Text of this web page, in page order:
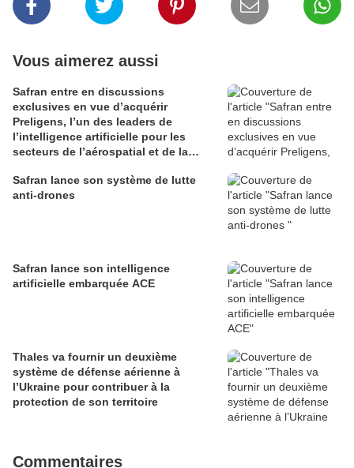
Vous aimerez aussi
Safran entre en discussions
exclusives en vue d’acquérir
Preligens, l’un des leaders de
l’intelligence artificielle pour les
secteurs de l’aérospatial et de la
Safran lance son système de lutte
anti-drones
Safran lance son intelligence
artificielle embarquée ACE
Thales va fournir un deuxième
système de défense aérienne à
l’Ukraine pour contribuer à la
protection de son territoire
Commentaires